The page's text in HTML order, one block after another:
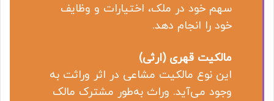
سهم خود در ملک، اختیارات و وظایف
خود را انجام دهد.
مالکیت قهری (ارثی)
این نوع مالکیت مشاعی در اثر وراثت به
وجود می‌آید. وراث به‌طور مشترک مالک